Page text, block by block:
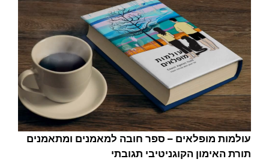
עולמות מופלאים – ספר חובה למאמנים ומתאמנים
תורת האימון הקוגניטיבי תגובתי